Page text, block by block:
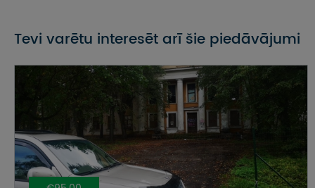
Tevi varētu interesēt arī šie piedāvājumi